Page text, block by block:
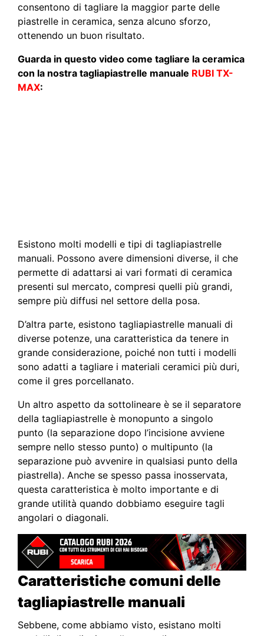
consentono di tagliare la maggior parte delle
piastrelle in ceramica, senza alcuno sforzo,
ottenendo un buon risultato.
Guarda in questo video come tagliare la ceramica
con la nostra tagliapiastrelle manuale RUBI TX-
MAX:
Esistono molti modelli e tipi di tagliapiastrelle
manuali. Possono avere dimensioni diverse, il che
permette di adattarsi ai vari formati di ceramica
presenti sul mercato, compresi quelli più grandi,
sempre più diffusi nel settore della posa.
D’altra parte, esistono tagliapiastrelle manuali di
diverse potenze, una caratteristica da tenere in
grande considerazione, poiché non tutti i modelli
sono adatti a tagliare i materiali ceramici più duri,
come il gres porcellanato.
Un altro aspetto da sottolineare è se il separatore
della tagliapiastrelle è monopunto a singolo
punto (la separazione dopo l’incisione avviene
sempre nello stesso punto) o multipunto (la
separazione può avvenire in qualsiasi punto della
piastrella). Anche se spesso passa inosservata,
questa caratteristica è molto importante e di
grande utilità quando dobbiamo eseguire tagli
angolari o diagonali.
Caratteristiche comuni delle
tagliapiastrelle manuali
Sebbene, come abbiamo visto, esistano molti